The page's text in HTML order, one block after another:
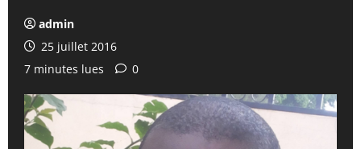
admin
25 juillet 2016
7 minutes lues
0